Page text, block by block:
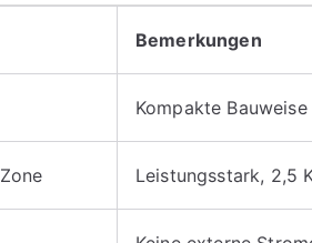
Bemerkungen
Kompakte Bauweise
Leistungsstark, 2,5